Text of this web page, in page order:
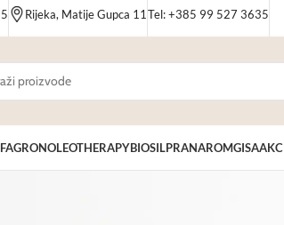
Rijeka, Matije Gupca 11 Tel: +385 99 527 3635
FAGRONOLEOTHERAPYBIOSILPRANAROMGISA